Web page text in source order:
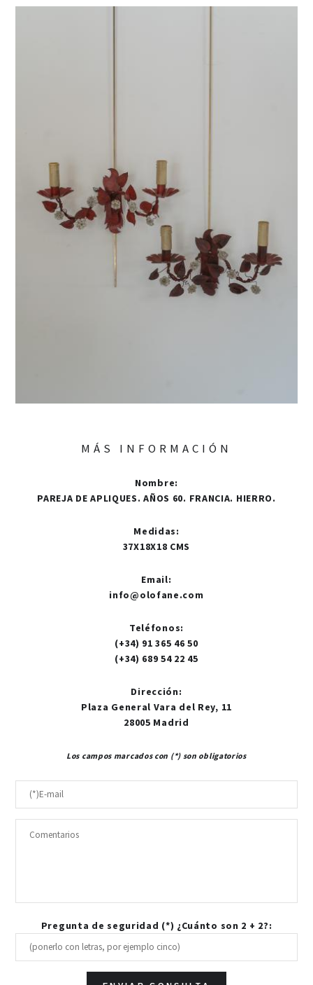
MÁS INFORMACIÓN
Nombre:
PAREJA DE APLIQUES. AÑOS 60. FRANCIA. HIERRO.
Medidas:
37X18X18 CMS
Email:
info@olofane.com
Teléfonos:
(+34) 91 365 46 50
(+34) 689 54 22 45
Dirección:
Plaza General Vara del Rey, 11
28005 Madrid
Los campos marcados con (*) son obligatorios
Pregunta de seguridad (*) ¿Cuánto son 2 + 2?: